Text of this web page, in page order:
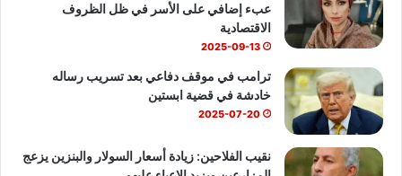
e
عبء إضافي على الأسر في ظل الظروف
الاقتصادية
2025-09-13
ترامب في موقف دفاعي بعد تسريب رساله
خادشة في قضية ابستين
2025-07-20
نقيب الفلاحين: زيادة أسعار السولار والبنزين يزعج